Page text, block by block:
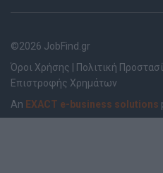
©2026 JobFind.gr
Όροι Χρήσης
Πολιτική
Επιστροφής Χρημάτων
An EXACT e-business solutions